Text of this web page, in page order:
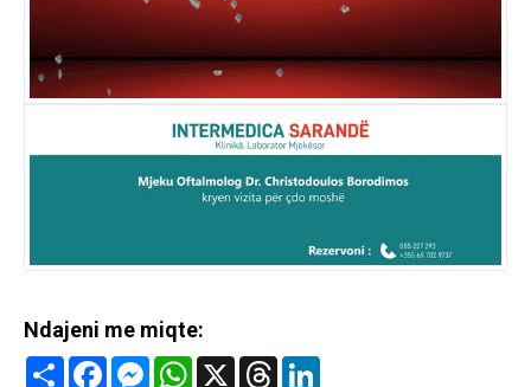
Ndajeni me miqte:
Share FacebookMessenger
WhatsApp
X Threads